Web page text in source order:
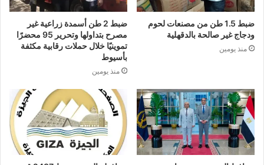
ضبط 1.5 طن من مصنعات لحوم
ودجاج غير صالحة بالدقهلية
منذ يومين
ضبط 2 طن أسمدة زراعية غير
مصرح بتداولها وتحرير 95 محضرًا
تموينيًا خلال حملات رقابية مكثفة
بأسيوط
منذ يومين